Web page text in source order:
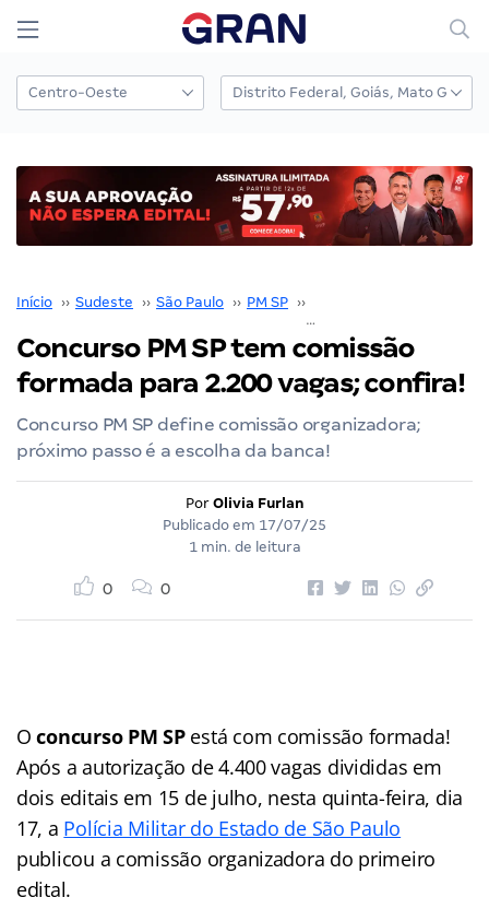
Início ›› Sudeste ›› São Paulo ›› PM SP ››
Concurso PM SP tem comissão
formada para 2.200 vagas; confira!
Concurso PM SP define comissão organizadora;
próximo passo é a escolha da banca!
Por Olivia Furlan
Publicado em 17/07/25
1 min. de leitura
0 0
Oconcurso PM SPestá com comissão formada!
Após a autorização de 4.400 vagas divididas em
dois editais em 15 de julho, nesta quinta-feira, dia
17, a Polícia Militar do Estado de São Paulo
publicou a comissão organizadora do primeiro
edital.